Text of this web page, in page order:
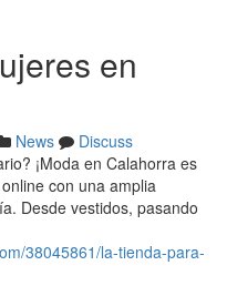
en
News
Discuss
¡Moda en Calahorra es
con una amplia
Desde vestidos, pasando
38045861/la-tienda-para-